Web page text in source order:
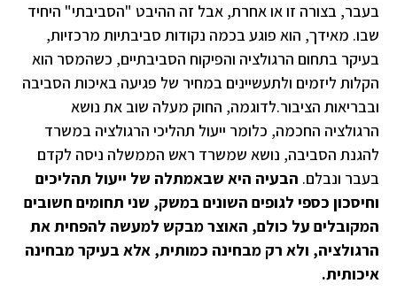
בעבר, בצורה זו או אחרת, אבל זה ההיבט "הסביבתי" היחיד
שבו. מאידך, הוא פוגע בכמה נקודות סביבתיות מרכזיות,
בעיקר בתחום הרגולציה והפיקוח הסביבתיים, כשהמסר הוא
הקלות ליזמים ולתעשיינים במחיר של פגיעה באיכות הסביבה
ובבריאות הציבור.לדוגמה, החוק מעלה שוב את נושא
הרגולציה החכמה, כלומר ייעול תהליכי הרגולציה במשרד
להגנת הסביבה, נושא שמשרד ראש הממשלה ניסה לקדם
בעבר ונבלם. הבעיה היא שבאמתלה של ייעול תהליכים
וחיסכון כספי לגופים השונים במשק, שני תחומים חשובים
המקובלים על כולם, האוצר מבקש למעשה להפחית את
הרגולציה, ולא רק מבחינה כמותית, אלא בעיקר מבחינה
איכותית.